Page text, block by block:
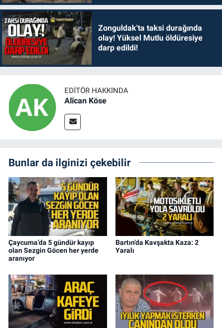
Zonguldak'ta taksi durağında
olay! Yüksel Mutlu öldüresiye
darp edildi!
EDITÖR HAKKINDA
Alican Köse
Bunlar da ilginizi çekebilir
Çaycuma’da 5 gündür kayıp
olan Sezgin Göcen her yerde
aranıyor
Bartın’da Kavşakta Kaza: 2
Yaralı